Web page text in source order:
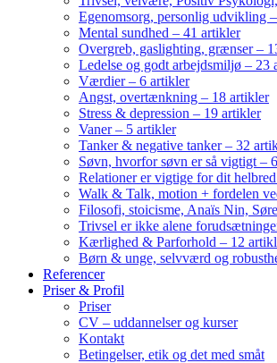
Egenomsorg, personlig udvikling
Mental sundhed – 41 artikler
Overgreb, gaslighting, grænser –
Ledelse og godt arbejdsmiljø – 23
Værdier – 6 artikler
Angst, overtænkning – 18 artikler
Stress & depression – 19 artikler
Vaner – 5 artikler
Tanker & negative tanker – 32
Søvn, hvorfor søvn er så vigtigt –
Relationer er vigtige for dit
Walk & Talk, motion + fordelen
Filosofi, stoicisme, Anaïs Nin,
Trivsel er ikke alene
Kærlighed & Parforhold – 12
Børn & unge, selvværd og
Referencer
Priser & Profil
Priser
CV – uddannelser og kurser
Kontakt
Betingelser, etik og det med småt